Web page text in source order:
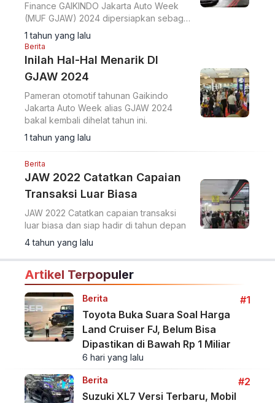
Finance GAIKINDO Jakarta Auto Week
(MUF GJAW) 2024 dipersiapkan sebagai
pameran yang dibekali dengan fasilitas
lengkap.
1 tahun yang lalu
Berita
Inilah Hal-Hal Menarik DI
GJAW 2024
Pameran otomotif tahunan Gaikindo
Jakarta Auto Week alias GJAW 2024
bakal kembali dihelat tahun ini.
1 tahun yang lalu
Berita
JAW 2022 Catatkan Capaian
Transaksi Luar Biasa
JAW 2022 Catatkan capaian transaksi
luar biasa dan siap hadir di tahun depan
4 tahun yang lalu
Artikel Terpopuler
Berita
#1
Toyota Buka Suara Soal Harga
Land Cruiser FJ, Belum Bisa
Dipastikan di Bawah Rp 1 Miliar
6 hari yang lalu
Berita
#2
Suzuki XL7 Versi Terbaru, Mobil